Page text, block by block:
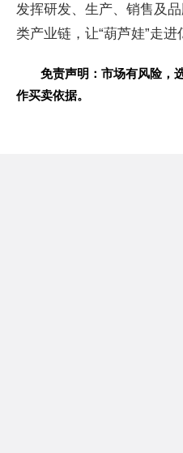
发挥研发、生产、销售及
类产业链，让“葫芦娃”走进
免责声明：市场有风险，
作买卖依据。